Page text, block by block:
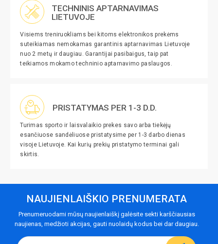
TECHNINIS APTARNAVIMAS
LIETUVOJE
Visiems treniruokliams bei kitoms elektronikos prekėms
suteikiamas nemokamas garantinis aptarnavimas Lietuvoje
nuo 2 metų ir daugiau. Garantijai pasibaigus, taip pat
teikiamos mokamo techninio aptarnavimo paslaugos.
PRISTATYMAS PER 1-3 D.D.
Turimas sporto ir laisvalaikio prekes savo arba tiekėjų
esančiuose sandėliuose pristatysime per 1-3 darbo dienas
visoje Lietuvoje. Kai kurių prekių pristatymo terminai gali
skirtis.
NAUJIENLAIŠKIO PRENUMERATA
Prenumeruodami mūsų naujienlaiškį galėsite sekti karščiausias
naujienas, medžioti akcijas, gauti nuolaidų kodus bei dar daugiau.